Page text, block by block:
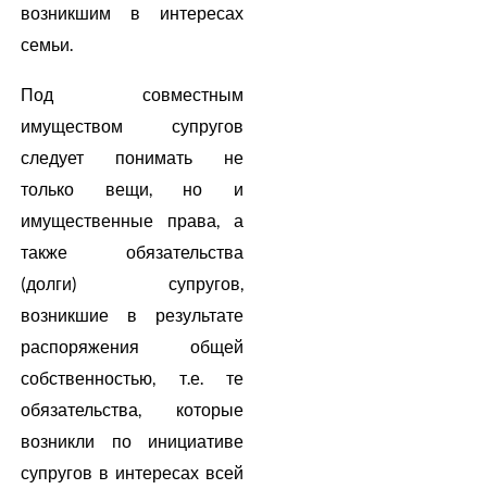
возникшим в интересах
семьи.
Под совместным
имуществом супругов
следует понимать не
только вещи, но и
имущественные права, а
также обязательства
(долги) супругов,
возникшие в результате
распоряжения общей
собственностью, т.е. те
обязательства, которые
возникли по инициативе
супругов в интересах всей